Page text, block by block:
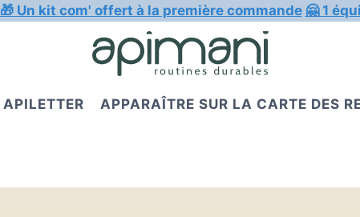
🎁 Un kit com' offert à la première commande 🤗 1
APILETTER APPARAÎTRE SUR LA CARTE DES